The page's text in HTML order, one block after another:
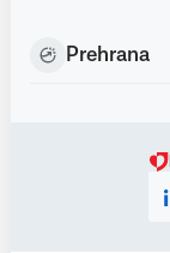
Prehrana